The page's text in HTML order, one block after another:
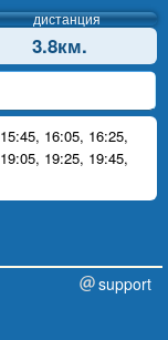
дистанция
3.8км.
15:45, 16:05, 16:25,
19:05, 19:25, 19:45,
support